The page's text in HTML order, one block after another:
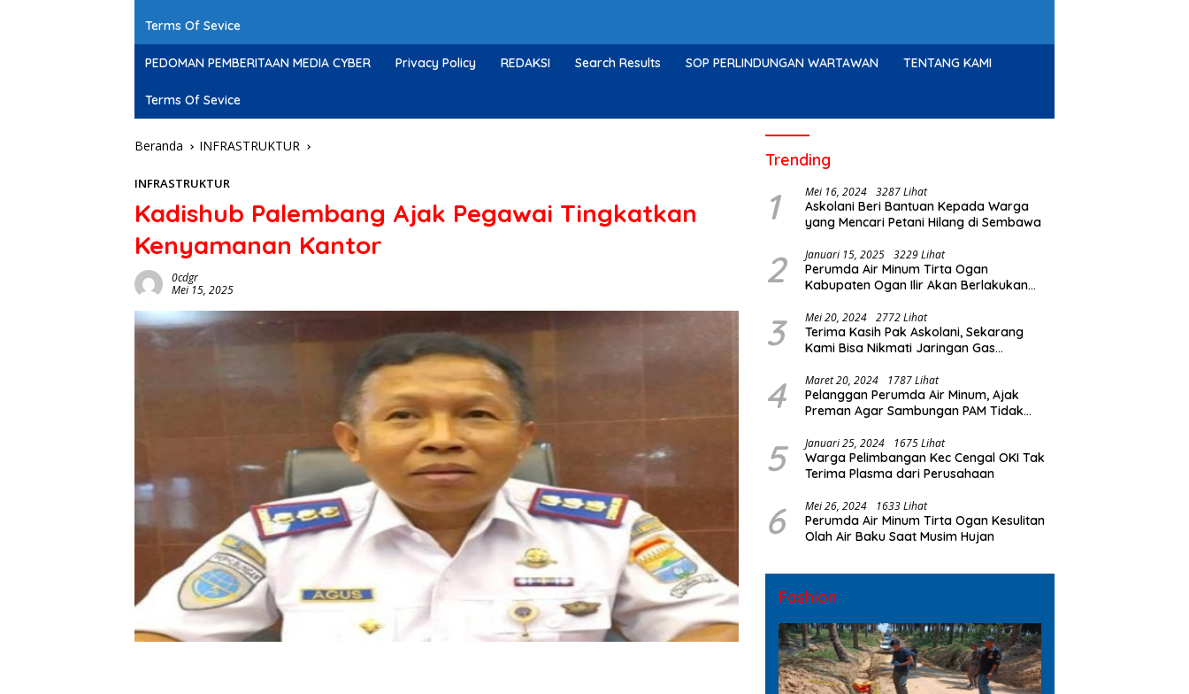
Terms Of Sevice
PEDOMAN PEMBERITAAN MEDIA CYBER Privacy Policy REDAKSI Search Results SOP PERLINDUNGAN WARTAWAN TENTANG KAMI
Terms Of Sevice
Beranda INFRASTRUKTUR
INFRASTRUKTUR
Kadishub Palembang Ajak Pegawai Tingkatkan
Kenyamanan Kantor
0cdgr
Mei 15, 2025
Trending
1 Mei 16, 2024 3287 Lihat
Askolani Beri Bantuan Kepada Warga
yang Mencari Petani Hilang di Sembawa
2 Januari 15, 2025 3229 Lihat
Perumda Air Minum Tirta Ogan
Kabupaten Ogan Ilir Akan Berlakukan
3 Mei 20, 2024 2772 Lihat
Terima Kasih Pak Askolani, Sekarang
Kami Bisa Nikmati Jaringan Gas
4 Maret 20, 2024 1787 Lihat
Pelanggan Perumda Air Minum, Ajak
Preman Agar Sambungan PAM Tidak
5 Januari 25, 2024 1675 Lihat
Warga Pelimbangan Kec Cengal OKI Tak
Terima Plasma dari Perusahaan
6 Mei 26, 2024 1633 Lihat
Perumda Air Minum Tirta Ogan Kesulitan
Olah Air Baku Saat Musim Hujan
Fashion